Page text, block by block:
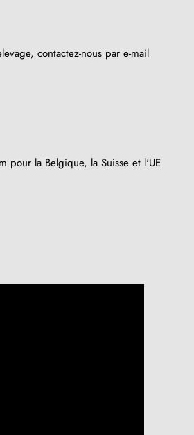
contactez-nous par e-mail
pour la Belgique, la Suisse et l'UE